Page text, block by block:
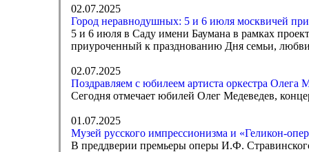
02.07.2025
Город неравнодушных: 5 и 6 июля москвичей
5 и 6 июля в Саду имени Баумана в рамках
приуроченный к празднованию Дня семьи,
02.07.2025
Поздравляем с юбилеем артиста оркестра Олега
Сегодня отмечает юбилей Олег Медеведев,
01.07.2025
Музей русского импрессионизма и «Геликон-
В преддверии премьеры оперы И.Ф.